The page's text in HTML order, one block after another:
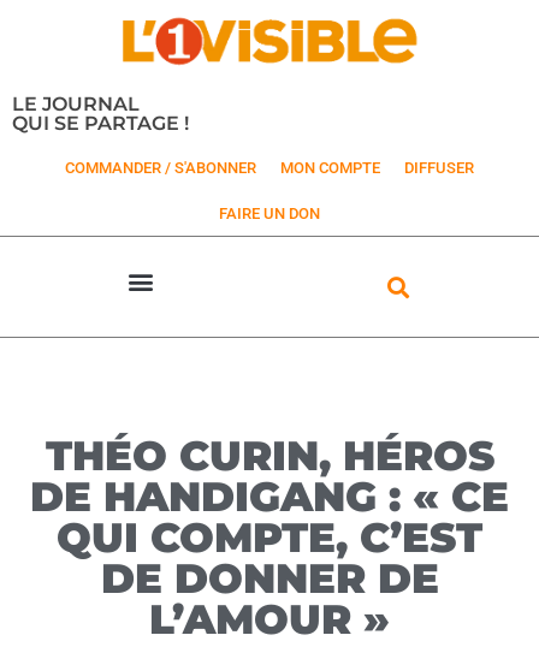
LE JOURNAL
QUI SE PARTAGE !
COMMANDER / S'ABONNER MON COMPTE DIFFUSER
FAIRE UN DON
THÉO CURIN, HÉROS
DE HANDIGANG : « CE
QUI COMPTE, C’EST
DE DONNER DE
L’AMOUR »